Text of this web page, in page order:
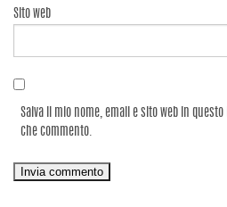
Sito web
Salva il mio nome, email e sito web in questo
che commento.